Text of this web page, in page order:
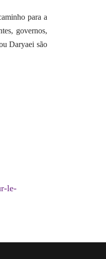
para a
governos,
Daryaei são
le-